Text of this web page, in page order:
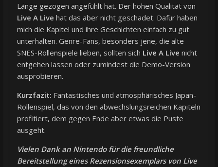
Länge gezogen angefühlt hat. Der hohen Qualität von
Live A Live hat das aber nicht geschadet. Dafür haben
mich die Kapitel und ihre Geschichten einfach zu gut
unterhalten. Genre-Fans, besonders jene, die alte
SNES-Rollenspiele lieben, sollten sich Live A Live nicht
entgehen lassen oder zumindest die Demo-Version
ausprobieren.
Kurzfazit: Fantastisches und atmosphärisches Japan-
Rollenspiel, das von den abwechslungsreichen Kapiteln
profitiert, dem gegen Ende aber etwas die Puste
ausgeht.
Vielen Dank an Nintendo für die freundliche
Bereitstellung eines Rezensionsexemplars von Live